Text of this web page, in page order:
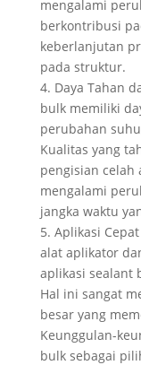
mengalami
berkontribusi
keberlanjutan
pada struktur.
4. Daya Tahan
bulk memiliki
perubahan
Kualitas yang
pengisian celah
mengalami
jangka waktu
5. Aplikasi
alat aplikator
aplikasi sealant
Hal ini sangat
besar yang
Keunggulan-
bulk sebagai